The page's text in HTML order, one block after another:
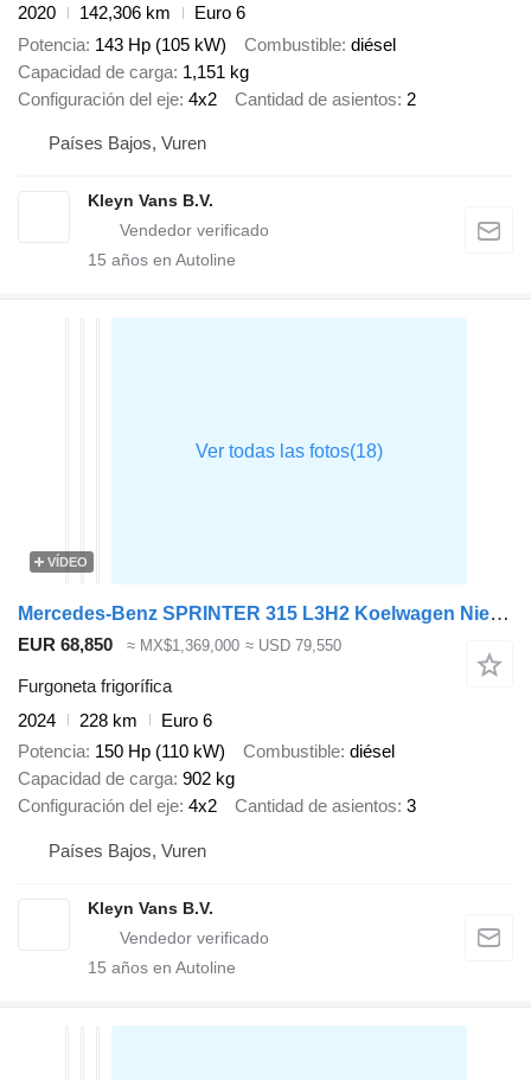
2020
142,306 km
Euro 6
Potencia 143 Hp (105 kW) Combustible diésel
Capacidad de carga 1,151 kg
Configuración del eje 4x2 Cantidad de asientos 2
Países Bajos, Vuren
Kleyn Vans B.V.
15 años en Autoline
VÍDEO
Mercedes-Benz SPRINTER 315 L3H2 Koelwagen Nieuw
EUR 68,850 ≈ MX$1,369,000 ≈ USD 79,550
Furgoneta frigorífica
2024
228 km
Euro 6
Potencia 150 Hp (110 kW) Combustible diésel
Capacidad de carga 902 kg
Configuración del eje 4x2 Cantidad de asientos 3
Países Bajos, Vuren
Kleyn Vans B.V.
15 años en Autoline